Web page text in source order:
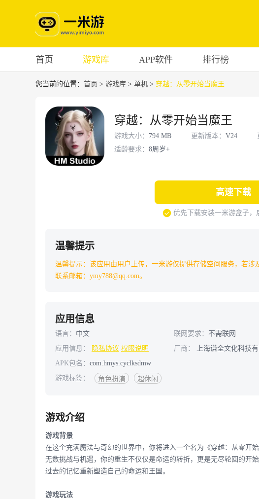
首页 游戏库 APP软件 排行榜
您当前的位置： 首页 > 游戏库 > 单机 > 穿越：从零开始当魔王
穿越：从零开始当魔王
游戏大小： 794 MB 更新版本： V24
适龄要求： 8周岁+
高速下载
优先下载安装一米游盒子，
温馨提示
温馨提示：该应用由用户上传，一米游仅提供存储空间服务，若涉
联系邮箱：ymy788@qq.com。
应用信息
语言： 中文 联网要求： 不需联网
应用信息：
隐私协议 权限说明 厂商：
上海谦全文化科技有
APK包名： com.hmys.cyclksdmw
游戏标签：
角色扮演 超休闲
游戏介绍
游戏背景
在这个充满魔法与奇幻的世界中，你将进入一个名为《穿越：从零开
无数挑战与机遇，你的重生不仅仅是命运的转折，更是无尽轮回的开
过去的记忆重新塑造自己的命运和王国。
游戏玩法